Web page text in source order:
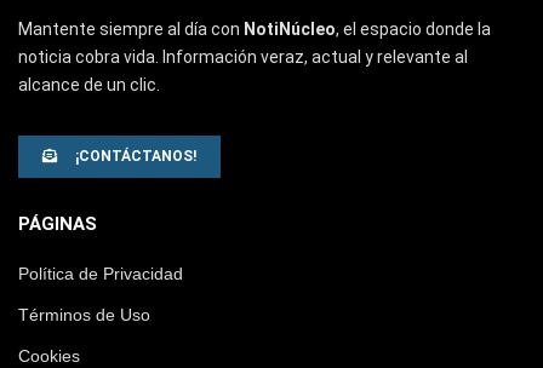
Mantente siempre al día con NotiNúcleo, el espacio donde la
noticia cobra vida. Información veraz, actual y relevante al
alcance de un clic.
¡CONTÁCTANOS!
PÁGINAS
Política de Privacidad
Términos de Uso
Cookies